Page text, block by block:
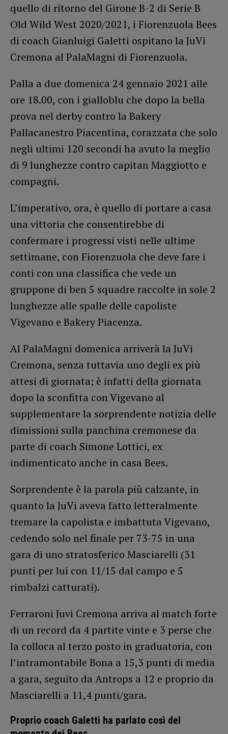
quello di ritorno del Girone B-2 di Serie B
Old Wild West 2020/2021, i Fiorenzuola Bees
di coach Gianluigi Galetti ospitano la JuVi
Cremona al PalaMagni di Fiorenzuola.
Palla a due domenica 24 gennaio 2021 alle
ore 18.00, con i gialloblu che dopo la bella
prova nel derby contro la Bakery
Pallacanestro Piacentina, corazzata che solo
negli ultimi 120 secondi ha avuto la meglio
di 9 lunghezze contro capitan Maggiotto e
compagni.
L’imperativo, ora, è quello di portare a casa
una vittoria che consentirebbe di
confermare i progressi visti nelle ultime
settimane, con Fiorenzuola che deve fare i
conti con una classifica che vede un
gruppone di ben 5 squadre raccolte in sole 2
lunghezze alle spalle delle capoliste
Vigevano e Bakery Piacenza.
Al PalaMagni domenica arriverà la JuVi
Cremona, senza tuttavia uno degli ex più
attesi di giornata; è infatti della giornata
dopo la sconfitta con Vigevano al
supplementare la sorprendente notizia delle
dimissioni sulla panchina cremonese da
parte di coach Simone Lottici, ex
indimenticato anche in casa Bees.
Sorprendente è la parola più calzante, in
quanto la JuVi aveva fatto letteralmente
tremare la capolista e imbattuta Vigevano,
cedendo solo nel finale per 73-75 in una
gara di uno stratosferico Masciarelli (31
punti per lui con 11/15 dal campo e 5
rimbalzi catturati).
Ferraroni Juvi Cremona arriva al match forte
di un record da 4 partite vinte e 3 perse che
la colloca al terzo posto in graduatoria, con
l’intramontabile Bona a 15,3 punti di media
a gara, seguito da Antrops a 12 e proprio da
Masciarelli a 11,4 punti/gara.
Proprio coach Galetti ha parlato così del